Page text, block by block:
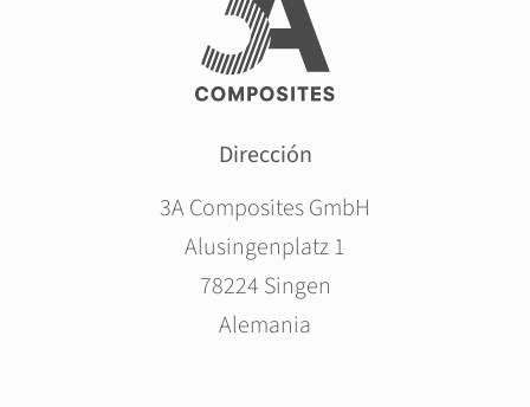
Dirección
3A Composites GmbH
Alusingenplatz 1
78224 Singen
Alemania